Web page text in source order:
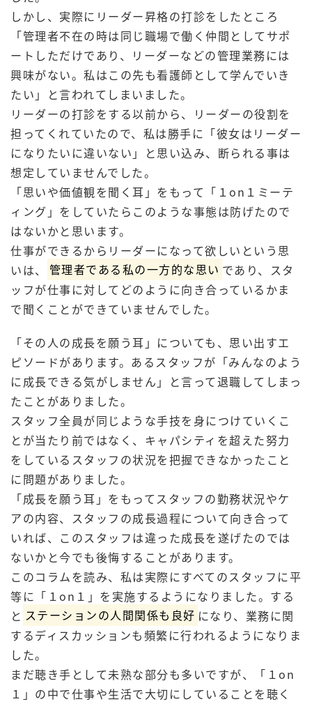
しかし、実際にリーダー昇格の打診をしたところ
「管理者不在の時は同じ職場で働く仲間としてサポ
ートしただけであり、リーダーなどの管理業務には
興味がない。私はこの先も看護師として学んでいき
たい」と言われてしまいました。
リーダーの打診をする以前から、リーダーの役割を
担ってくれていたので、私は勝手に「彼女はリーダー
になりたいに違いない」と思い込み、断られる事は
想定していませんでした。
「思いや価値観を聞く耳」をもって「１on１ミーテ
ィング」をしていたらこのような事態は防げたので
はないかと思います。
仕事ができるからリーダーになって欲しいという思
いは、
管理者である私の一方的な思い であり、スタ
ッフが仕事に対してどのように向き合っているかま
で聞くことができていませんでした。
「その人の成長を願う耳」についても、思い出すエ
ピソードがあります。あるスタッフが「みんなのよう
に成長できる気がしません」と言って退職してしまっ
たことがありました。
スタッフ全員が同じような手技を身につけていくこ
とが当たり前ではなく、キャパシティを超えた努力
をしているスタッフの状況を把握できなかったこと
に問題がありました。
「成長を願う耳」をもってスタッフの勤務状況やケ
アの内容、スタッフの成長過程について向き合って
いれば、このスタッフは違った成長を遂げたのでは
ないかと今でも後悔することがあります。
このコラムを読み、私は実際にすべてのスタッフに平
等に「１on１」を実施するようになりました。する
と ステーションの人間関係も良好 になり、業務に関
するディスカッションも頻繁に行われるようになりま
した。
まだ聴き手として未熟な部分も多いですが、「１on
１」の中で仕事や生活で大切にしていることを聴く